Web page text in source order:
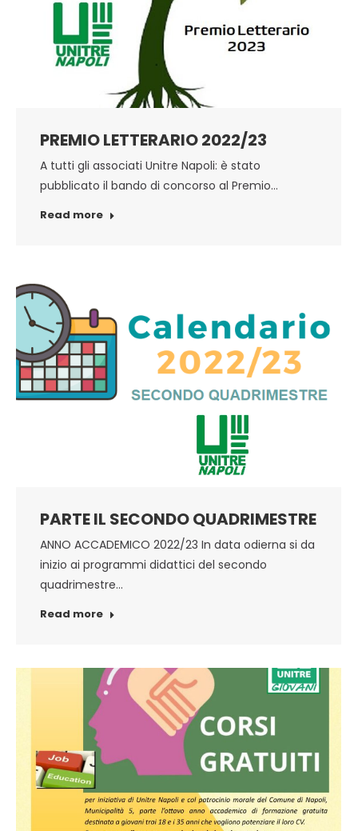
PREMIO LETTERARIO 2022/23
A tutti gli associati Unitre Napoli: è stato
pubblicato il bando di concorso al Premio…
Read more
PARTE IL SECONDO QUADRIMESTRE
ANNO ACCADEMICO 2022/23 In data odierna si da
inizio ai programmi didattici del secondo
quadrimestre…
Read more